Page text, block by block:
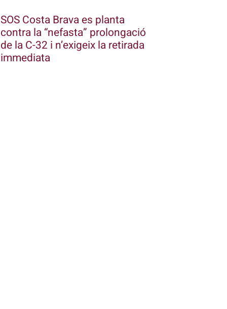
SOS Costa Brava es planta
contra la “nefasta” prolongació
de la C-32 i n’exigeix la retirada
immediata